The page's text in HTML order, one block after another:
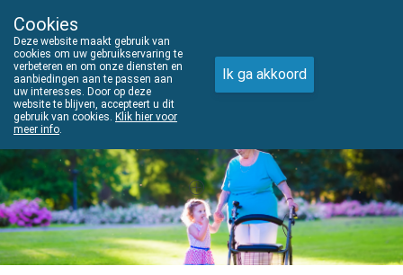
011610303
Vandaag open tot 18u30
Cookies
Deze website maakt gebruik van
cookies om uw gebruikservaring te
verbeteren en om onze diensten en
aanbiedingen aan te passen aan
uw interesses. Door op deze
website te blijven, accepteert u dit
gebruik van cookies. Klik hier voor
meer info.
Ik ga akkoord